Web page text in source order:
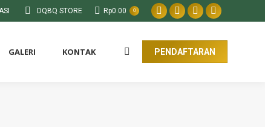
DQBQ STORE Rp0.00 0
GALERI KONTAK PENDAFTARAN